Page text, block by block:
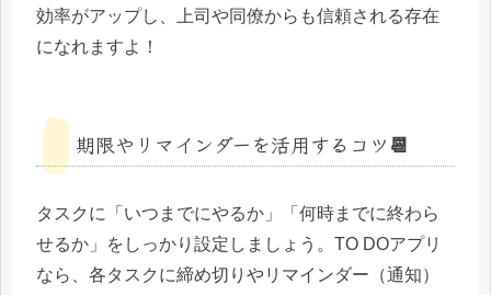
効率がアップし、上司や同僚からも信頼される存在
になれますよ！
期限やリマインダーを活用するコツ📆
タスクに「いつまでにやるか」「何時までに終わら
せるか」をしっかり設定しましょう。TO DOアプリ
なら、各タスクに締め切りやリマインダー（通知）